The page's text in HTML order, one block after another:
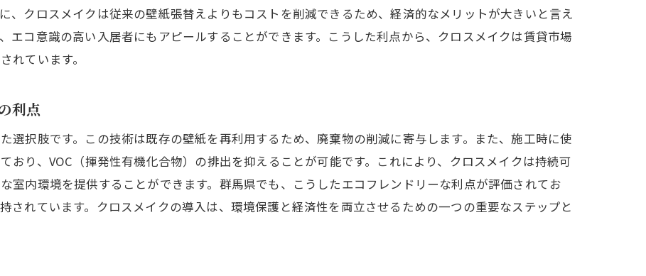
群馬県の環境政策に適合したクロスメイクの役割
群馬県でのクロスメイク導入事例で見る効果と可能性
成功したクロスメイク事例とその背景
群馬県内の賃貸物件でのクロスメイク活用事例
クロスメイク導入後のオーナーと借主の声
クロスメイク事例から見る今後の展望
クロスメイクを活用した新しい賃貸ビジネスモデル
クロスメイクで群馬県の賃貸市場を活性化させる方法
、クロスメイクは従来の壁紙張替えよりもコストを削減できるため、経済的なメリットが大きいと言え
エコ意識の高い入居者にもアピールすることができます。こうした利点から、クロスメイクは賃貸市場
れています。
利点
選択肢です。この技術は既存の壁紙を再利用するため、廃棄物の削減に寄与します。また、施工時に使
おり、VOC（揮発性有機化合物）の排出を抑えることが可能です。これにより、クロスメイクは持続可
室内環境を提供することができます。群馬県でも、こうしたエコフレンドリーな利点が評価されてお
されています。クロスメイクの導入は、環境保護と経済性を両立させるための一つの重要なステップと